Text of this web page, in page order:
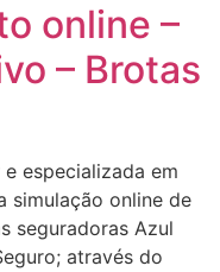
online –
– Brotas
especializada em
simulação online de
seguradoras Azul
através do